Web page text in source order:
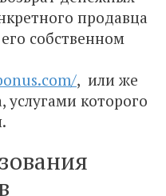
продавца
собственном
, или же
услугами которого